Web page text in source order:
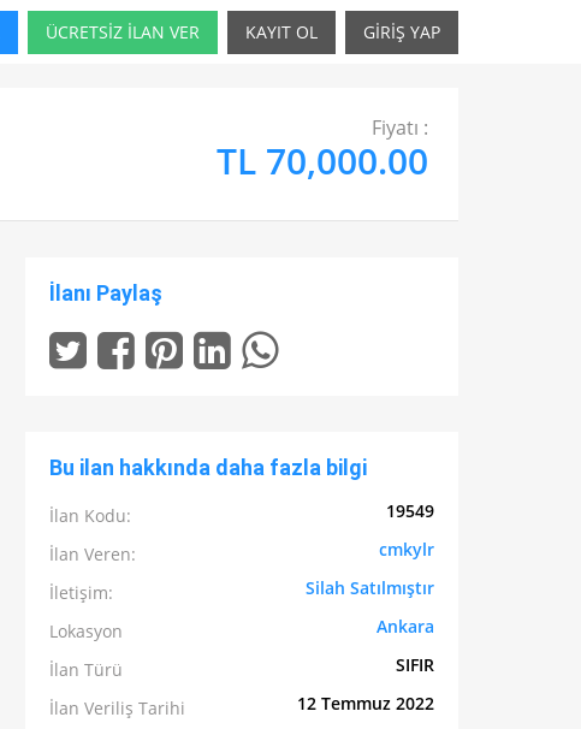
ÜCRETSİZ İLAN VER KAYIT OL GİRİŞ YAP
Fiyatı :
TL 70,000.00
İlanı Paylaş
Bu ilan hakkında daha fazla bilgi
İlan Kodu:
19549
İlan Veren:
cmkylr
İletişim:
Silah Satılmıştır
Lokasyon
Ankara
İlan Türü
SIFIR
İlan Veriliş Tarihi
12 Temmuz 2022